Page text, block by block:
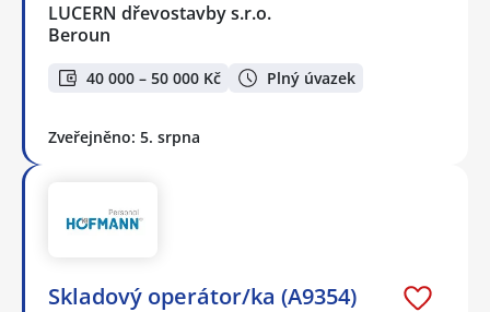
LUCERN dřevostavby s.r.o.
Beroun
40 000 – 50 000 Kč Plný úvazek
Zveřejněno: 5. srpna
Skladový operátor/ka (A9354)